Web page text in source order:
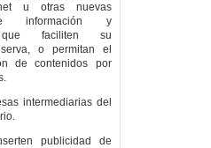
u otras nuevas
información y
que faciliten su
o permitan el
de contenidos por
intermediarias del
publicidad de